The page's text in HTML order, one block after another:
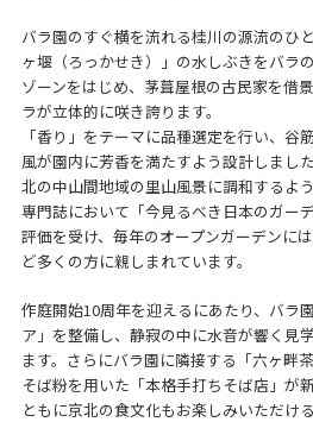
バラ園のすぐ横を流れる桂川の源流のひ
ヶ堰（ろっかせき）」の水しぶきをバラ
ゾーンをはじめ、茅葺屋根の古民家を借
ラが立体的に咲き誇ります。
「香り」をテーマに品種選定を行い、谷
風が園内に芳香を満たすよう設計しまし
北の中山間地域の里山風景に調和するよ
専門誌において「今見るべき日本のガー
評価を受け、毎年のオープンガーデンに
ど多くの方に親しまれています。
作庭開始10周年を迎えるにあたり、バラ
ア」を整備し、静寂の中に水音が響く見
ます。さらにバラ園に隣接する「六ヶ畔
そば粉を用いた「本格手打ちそば店」が
ともに京北の食文化もお楽しみいただけ